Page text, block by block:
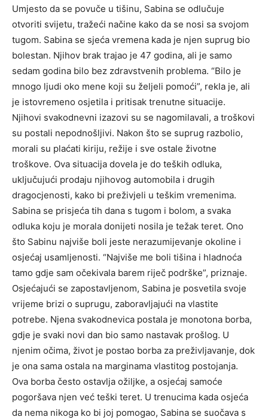
Umjesto da se povuče u tišinu, Sabina se odlučuje
otvoriti svijetu, tražeći načine kako da se nosi sa svojom
tugom. Sabina se sjeća vremena kada je njen suprug bio
bolestan. Njihov brak trajao je 47 godina, ali je samo
sedam godina bilo bez zdravstvenih problema. “Bilo je
mnogo ljudi oko mene koji su željeli pomoći”, rekla je, ali
je istovremeno osjetila i pritisak trenutne situacije.
Njihovi svakodnevni izazovi su se nagomilavali, a troškovi
su postali nepodnošljivi. Nakon što se suprug razbolio,
morali su plaćati kiriju, režije i sve ostale životne
troškove. Ova situacija dovela je do teških odluka,
uključujući prodaju njihovog automobila i drugih
dragocjenosti, kako bi preživjeli u teškim vremenima.
Sabina se prisjeća tih dana s tugom i bolom, a svaka
odluka koju je morala donijeti nosila je težak teret. Ono
što Sabinu najviše boli jeste nerazumijevanje okoline i
osjećaj usamljenosti. “Najviše me boli tišina i hladnoća
tamo gdje sam očekivala barem riječ podrške”, priznaje.
Osjećajući se zapostavljenom, Sabina je posvetila svoje
vrijeme brizi o suprugu, zaboravljajući na vlastite
potrebe. Njena svakodnevica postala je monotona borba,
gdje je svaki novi dan bio samo nastavak prošlog. U
njenim očima, život je postao borba za preživljavanje, dok
je ona sama ostala na marginama vlastitog postojanja.
Ova borba često ostavlja ožiljke, a osjećaj samoće
pogoršava njen već teški teret. U trenucima kada osjeća
da nema nikoga ko bi joj pomogao, Sabina se suočava s